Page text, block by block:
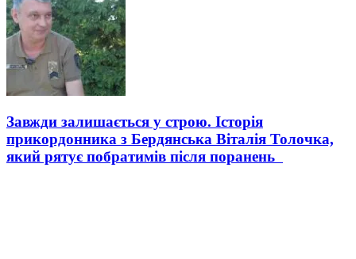
Завжди залишається у строю. Історія
прикордонника з Бердянська Віталія Толочка,
який рятує побратимів після поранень